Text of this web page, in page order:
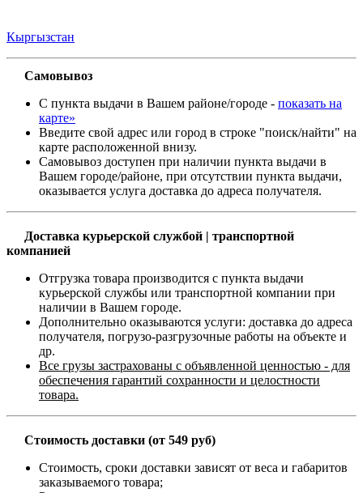
Кыргызстан
Самовывоз
С пункта выдачи в Вашем районе/городе - показать на
карте»
Введите свой адрес или город в строке "поиск/найти" на
карте расположенной внизу.
Самовывоз доступен при наличии пункта выдачи в
Вашем городе/районе, при отсутствии пункта выдачи,
оказывается услуга доставка до адреса получателя.
Доставка курьерской службой | транспортной
компанией
Отгрузка товара производится с пункта выдачи
курьерской службы или транспортной компании при
наличии в Вашем городе.
Дополнительно оказываются услуги: доставка до адреса
получателя, погрузо-разгрузочные работы на объекте и
др.
Все грузы застрахованы с объявленной ценностью - для
обеспечения гарантий сохранности и целостности
товара.
Стоимость доставки (от 549 руб)
Стоимость, сроки доставки зависят от веса и габаритов
заказываемого товара;